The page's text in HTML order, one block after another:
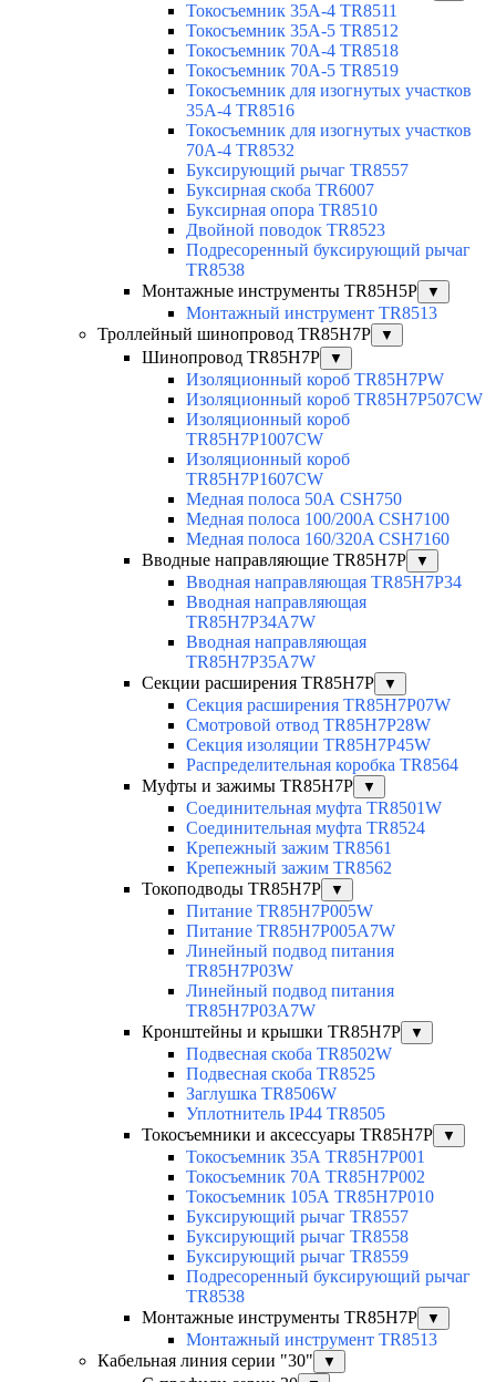
Токосъемник 35А-4 TR8511
Токосъемник 35А-5 TR8512
Токосъемник 70А-4 TR8518
Токосъемник 70А-5 TR8519
Токосъемник для изогнутых участков
35А-4 TR8516
Токосъемник для изогнутых участков
70А-4 TR8532
Буксирующий рычаг TR8557
Буксирная скоба TR6007
Буксирная опора TR8510
Двойной поводок TR8523
Подресоренный буксирующий рычаг
TR8538
Монтажные инструменты TR85H5P
▼
Монтажный инструмент TR8513
Троллейный шинопровод TR85H7P
▼
Шинопровод TR85H7P ▼
Изоляционный короб TR85H7PW
Изоляционный короб TR85H7P507CW
Изоляционный короб
TR85H7P1007CW
Изоляционный короб
TR85H7P1607CW
Медная полоса 50А CSH750
Медная полоса 100/200A CSH7100
Медная полоса 160/320A CSH7160
Вводные направляющие TR85H7P
▼
Вводная направляющая TR85H7P34
Вводная направляющая
TR85H7P34A7W
Вводная направляющая
TR85H7P35A7W
Секции расширения TR85H7P
▼
Секция расширения TR85H7P07W
Смотровой отвод TR85H7P28W
Секция изоляции TR85H7P45W
Распределительная коробка TR8564
Муфты и зажимы TR85H7P
▼
Соединительная муфта TR8501W
Соединительная муфта TR8524
Крепежный зажим TR8561
Крепежный зажим TR8562
Токоподводы TR85H7P
▼
Питание TR85H7P005W
Питание TR85H7P005A7W
Линейный подвод питания
TR85H7P03W
Линейный подвод питания
TR85H7P03A7W
Кронштейны и крышки TR85H7P
▼
Подвесная скоба TR8502W
Подвесная скоба TR8525
Заглушка TR8506W
Уплотнитель IP44 TR8505
Токосъемники и аксессуары TR85H7P
▼
Токосъемник 35А TR85H7P001
Токосъемник 70А TR85H7P002
Токосъемник 105А TR85H7P010
Буксирующий рычаг TR8557
Буксирующий рычаг TR8558
Буксирующий рычаг TR8559
Подресоренный буксирующий рычаг
TR8538
Монтажные инструменты TR85H7P
▼
Монтажный инструмент TR8513
Кабельная линия серии "30"
▼